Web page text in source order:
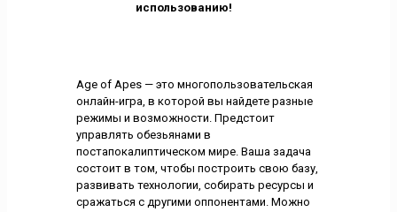
использованию!
Age of Apes — это многопользовательская
онлайн-игра, в которой вы найдете разные
режимы и возможности. Предстоит
управлять обезьянами в
постапокалиптическом мире. Ваша задача
состоит в том, чтобы построить свою базу,
развивать технологии, собирать ресурсы и
сражаться с другими оппонентами. Можно